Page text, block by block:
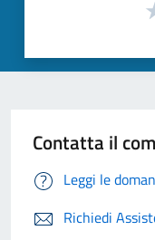
Contatta il
Leggi le
Richiedi